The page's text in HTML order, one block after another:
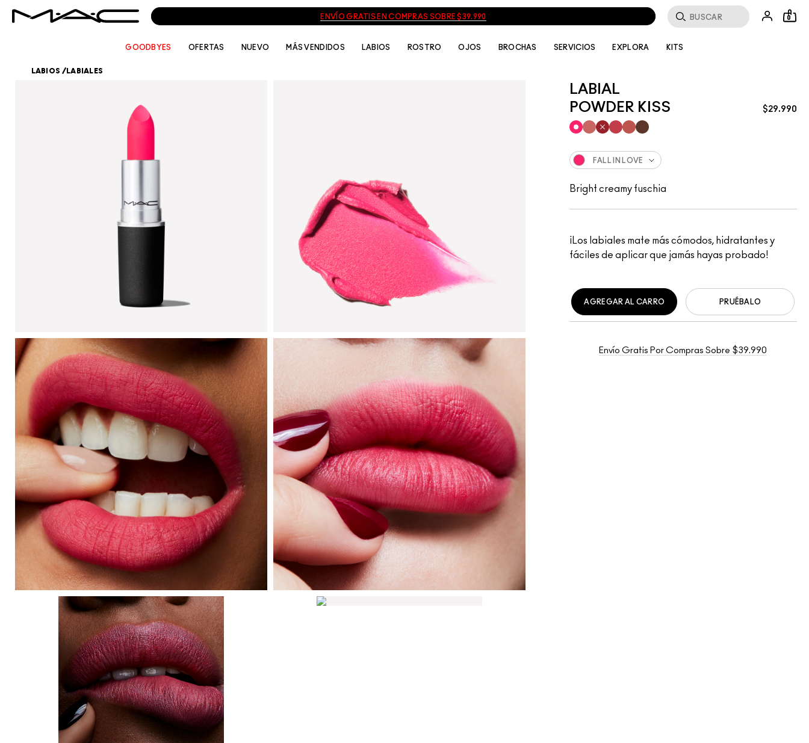
ENVÍO GRATIS EN COMPRAS SOBRE $39.990
Buscar
0
GOODBYES OFERTAS NUEVO MÁS VENDIDOS LABIOS ROSTRO OJOS BROCHAS SERVICIOS EXPLORA KITS
LABIOS /LABIALES
LABIAL
POWDER KISS
$29.990
¡Los labiales mate más cómodos, hidratantes y
fáciles de aplicar que jamás hayas probado!
FALL IN LOVE
Bright creamy fuschia
PRUÉBALO
AGREGAR AL CARRO
Envío Gratis Por Compras Sobre $39.990